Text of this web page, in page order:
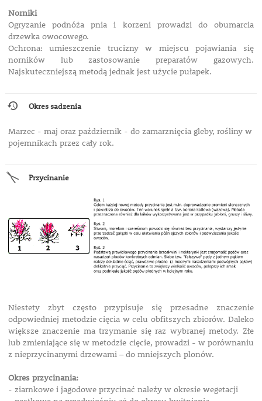
Norniki
Ogryzanie podnóża pnia i korzeni prowadzi do obumarcia
drzewka owocowego.
Ochrona: umieszczenie trucizny w miejscu pojawiania się
norników lub zastosowanie preparatów gazowych.
Najskuteczniejszą metodą jednak jest użycie pułapek.
Okres sadzenia
Marzec - maj oraz październik - do zamarznięcia gleby, rośliny w
pojemnikach przez cały rok.
Przycinanie
Niestety zbyt często przypisuje się przesadne znaczenie
odpowiedniej metodzie cięcia w celu obfitszych zbiorów. Daleko
większe znaczenie ma trzymanie się raz wybranej metody. Złe
lub zmieniające się w metodzie cięcie, prowadzi - w porównaniu
z nieprzycinanymi drzewami – do mniejszych plonów.
Okres przycinania:
- ziarnkowe i jagodowe przycinać należy w okresie wegetacji